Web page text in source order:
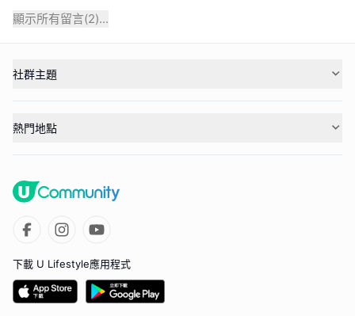
顯示所有留言(2)...
社群主題
熱門地點
下載 U Lifestyle應用程式